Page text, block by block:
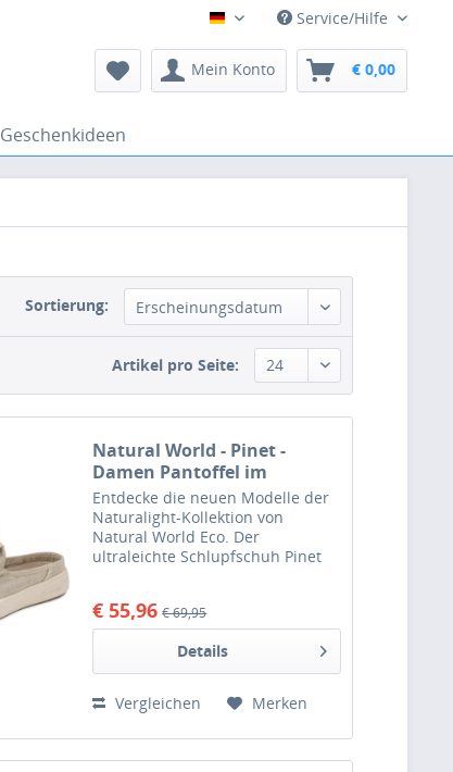
Deutsch Service/Hilfe
Mein Konto € 0,00
Geschenkideen
Sortierung:
Artikel pro Seite:
Natural World - Pinet -
Damen Pantoffel im
Mokassin-Style - Cuero Beige
Entdecke die neuen Modelle der
Naturalight-Kollektion von
Natural World Eco. Der
ultraleichte Schlupfschuh Pinet
Bootsschuh-Design sorgt für eine
perfekte und praktische...
€ 55,96 € 69,95
Details
Vergleichen Merken